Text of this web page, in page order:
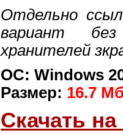
Отдельно
вариант
хранителей
ОС: Windows
Размер: 16.7
Скачать